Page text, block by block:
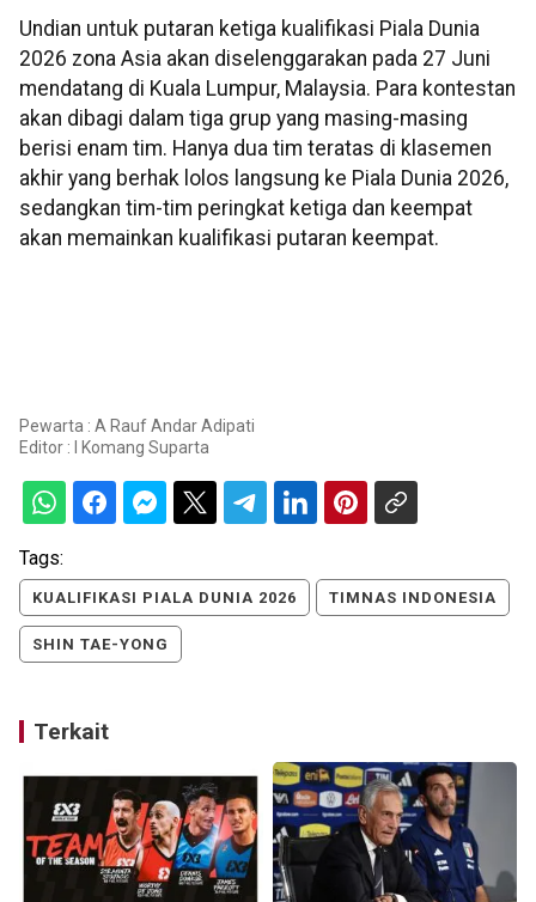
Undian untuk putaran ketiga kualifikasi Piala Dunia
2026 zona Asia akan diselenggarakan pada 27 Juni
mendatang di Kuala Lumpur, Malaysia. Para kontestan
akan dibagi dalam tiga grup yang masing-masing
berisi enam tim. Hanya dua tim teratas di klasemen
akhir yang berhak lolos langsung ke Piala Dunia 2026,
sedangkan tim-tim peringkat ketiga dan keempat
akan memainkan kualifikasi putaran keempat.
Pewarta : A Rauf Andar Adipati
Editor :
I Komang Suparta
Tags:
KUALIFIKASI PIALA DUNIA 2026 TIMNAS INDONESIA
SHIN TAE-YONG
Terkait